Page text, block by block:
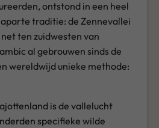
ontstond in een heel
traditie: de Zennevallei
ten zuidwesten van
al gebrouwen sinds de
wereldwijd unieke methode:
is de vallelucht
specifieke wilde